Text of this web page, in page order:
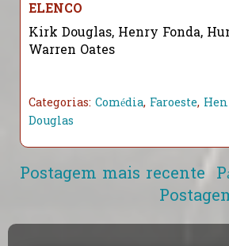
ELENCO
Kirk Douglas, Henry Fonda,
Warren Oates
Categorias: Comédia, Faroeste,
Douglas
Postagem mais recente